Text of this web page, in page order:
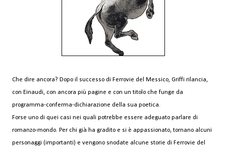
Che dire ancora? Dopo il successo di Ferrovie del Messico, Griffi rilancia,
con Einaudi, con ancora più pagine e con un titolo che funge da
programma-conferma-dichiarazione della sua poetica.
Forse uno di quei casi nei quali potrebbe essere adeguato parlare di
romanzo-mondo. Per chi già ha gradito e si è appassionato, tornano alcuni
personaggi (importanti) e vengono snodate alcune storie di Ferrovie del